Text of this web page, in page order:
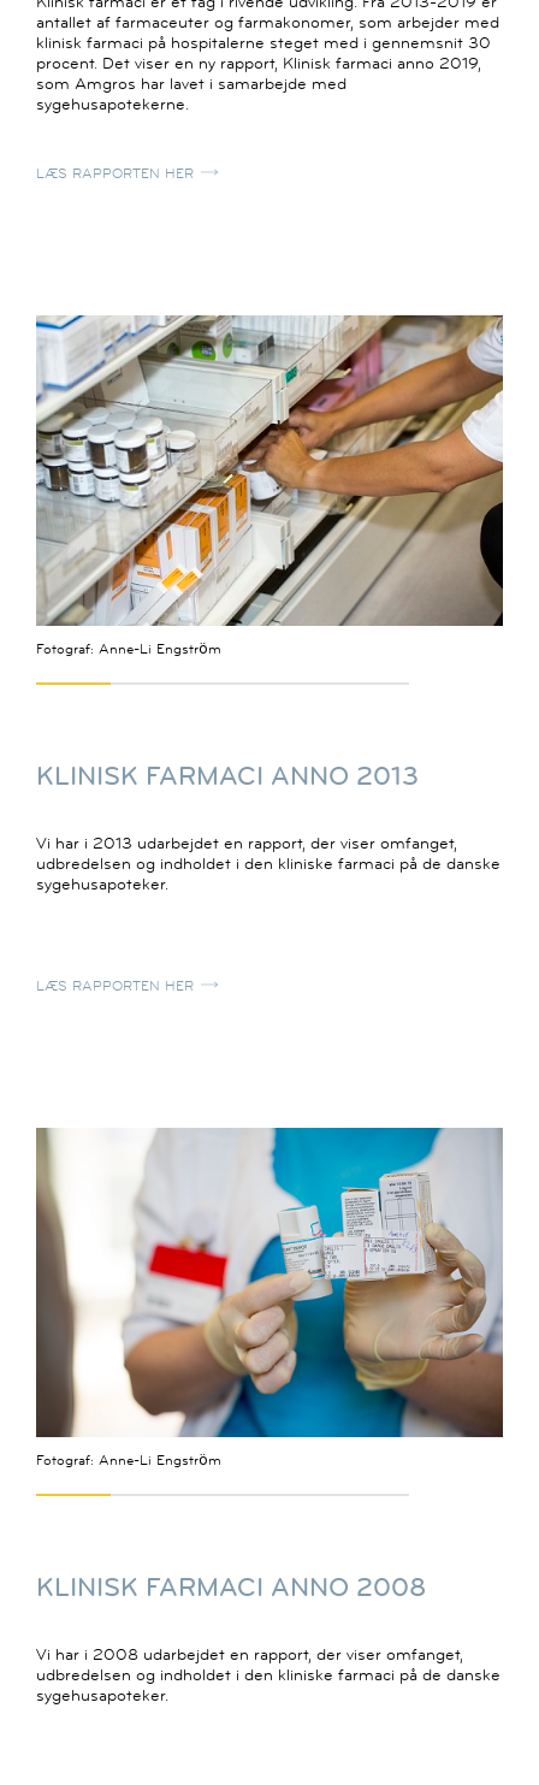
antallet af farmaceuter og farmakonomer, som arbejder med
klinisk farmaci på hospitalerne steget med i gennemsnit 30
procent. Det viser en ny rapport, Klinisk farmaci anno 2019,
som Amgros har lavet i samarbejde med
sygehusapotekerne.
LÆS RAPPORTEN HER
Fotograf: Anne-Li Engström
KLINISK FARMACI ANNO 2013
Vi har i 2013 udarbejdet en rapport, der viser omfanget,
udbredelsen og indholdet i den kliniske farmaci på de danske
sygehusapoteker.
LÆS RAPPORTEN HER
Fotograf: Anne-Li Engström
KLINISK FARMACI ANNO 2008
Vi har i 2008 udarbejdet en rapport, der viser omfanget,
udbredelsen og indholdet i den kliniske farmaci på de danske
sygehusapoteker.